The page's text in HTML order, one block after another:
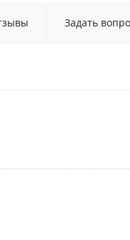
Задать